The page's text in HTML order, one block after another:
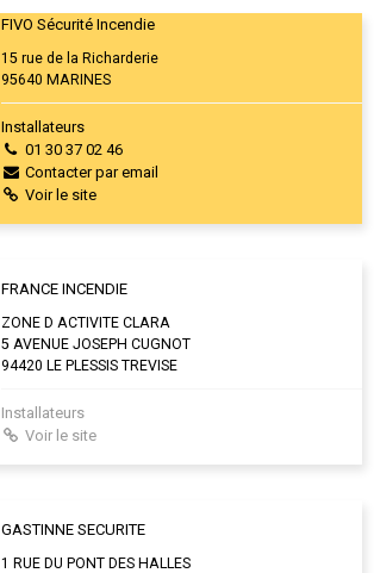
FIVO Sécurité Incendie
15 rue de la Richarderie
95640 MARINES
Installateurs
01 30 37 02 46
Contacter par email
Voir le site
FRANCE INCENDIE
ZONE D ACTIVITE CLARA
5 AVENUE JOSEPH CUGNOT
94420 LE PLESSIS TREVISE
Installateurs
Voir le site
GASTINNE SECURITE
1 RUE DU PONT DES HALLES